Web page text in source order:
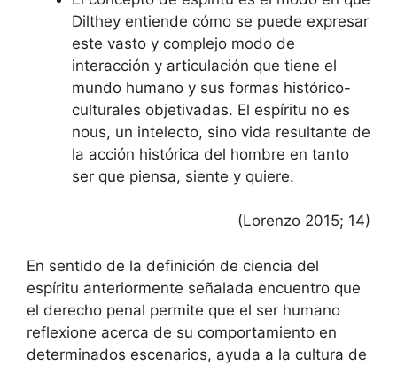
Dilthey entiende cómo se puede expresar
este vasto y complejo modo de
interacción y articulación que tiene el
mundo humano y sus formas histórico-
culturales objetivadas. El espíritu no es
nous, un intelecto, sino vida resultante de
la acción histórica del hombre en tanto
ser que piensa, siente y quiere.
(Lorenzo 2015; 14)
En sentido de la definición de ciencia del
espíritu anteriormente señalada encuentro que
el derecho penal permite que el ser humano
reflexione acerca de su comportamiento en
determinados escenarios, ayuda a la cultura de